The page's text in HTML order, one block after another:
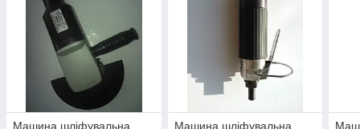
Машина шліфувальна
Машина шліфувальна